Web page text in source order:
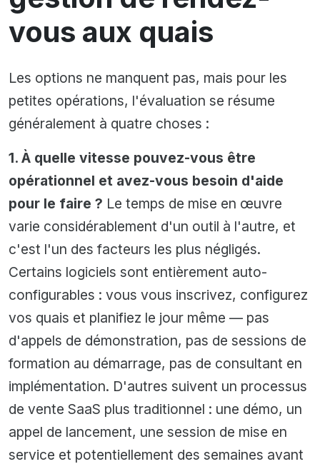
vous aux quais
Les options ne manquent pas, mais pour les
petites opérations, l'évaluation se résume
généralement à quatre choses :
1. À quelle vitesse pouvez-vous être
opérationnel et avez-vous besoin d'aide
pour le faire ? Le temps de mise en œuvre
varie considérablement d'un outil à l'autre, et
c'est l'un des facteurs les plus négligés.
Certains logiciels sont entièrement auto-
configurables : vous vous inscrivez, configurez
vos quais et planifiez le jour même — pas
d'appels de démonstration, pas de sessions de
formation au démarrage, pas de consultant en
implémentation. D'autres suivent un processus
de vente SaaS plus traditionnel : une démo, un
appel de lancement, une session de mise en
service et potentiellement des semaines avant